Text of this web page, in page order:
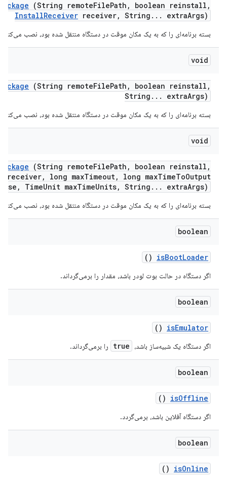
(String remoteFilePath , boolean reinstall ,
InstallReceiver receiver, String . . . extraArgs)
بسته برنامه‌ای را که به یک مکان موقت در دستگاه منتقل شده بود، نصب می‌کند.
void
(String remoteFilePath , boolean reinstall ,
String . . . extraArgs)
بسته برنامه‌ای را که به یک مکان موقت در دستگاه منتقل شده بود، نصب می‌کند.
void
(String remoteFilePath , boolean reinstall ,
receiver, long maxTimeout, long maxTimeToOutput
, TimeUnit maxTimeUnits, String . . . extraArgs)
بسته برنامه‌ای را که به یک مکان موقت در دستگاه منتقل شده بود، نصب می‌کند.
boolean
isBootLoader
()
اگر دستگاه در حالت بوت لودر باشد، مقدار را برمی‌گرداند.
boolean
isEmulator
()
اگر دستگاه یک شبیه‌ساز باشد، true را برمی‌گرداند.
boolean
isOffline
()
اگر دستگاه آفلاین باشد، برمی‌گردد.
boolean
isOnline
()